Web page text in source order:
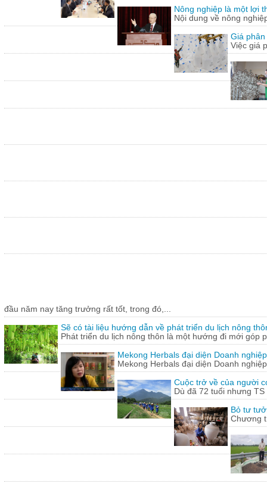
Nông nghiệp là một lợi
Nội dung về nông
Giá
Việc giá
đầu năm nay tăng trưởng rất tốt, trong đó,...
Sẽ có tài liệu hướng dẫn về phát triển du lịch nông
Phát triển du lịch nông thôn là một hướng đi mới góp
Mekong Herbals đại diện Doanh
Mekong Herbals đại diện Doanh
Cuộc trở về của người
Dù đã 72 tuổi nhưng
Bỏ tư
Chương